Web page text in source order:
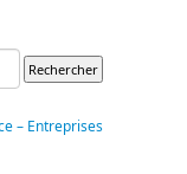
– Entreprises